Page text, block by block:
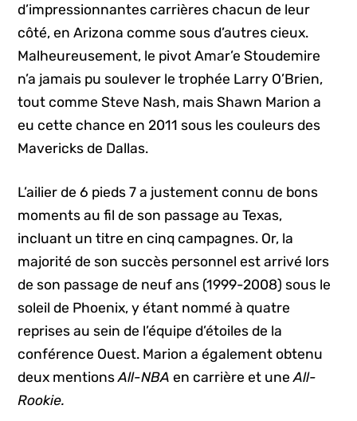
d’impressionnantes carrières chacun de leur
côté, en Arizona comme sous d’autres cieux.
Malheureusement, le pivot Amar’e Stoudemire
n’a jamais pu soulever le trophée Larry O’Brien,
tout comme Steve Nash, mais Shawn Marion a
eu cette chance en 2011 sous les couleurs des
Mavericks de Dallas.
L’ailier de 6 pieds 7 a justement connu de bons
moments au fil de son passage au Texas,
incluant un titre en cinq campagnes. Or, la
majorité de son succès personnel est arrivé lors
de son passage de neuf ans (1999-2008) sous le
soleil de Phoenix, y étant nommé à quatre
reprises au sein de l’équipe d’étoiles de la
conférence Ouest. Marion a également obtenu
deux mentionsAll-NBA en carrière et uneAll-
Rookie.